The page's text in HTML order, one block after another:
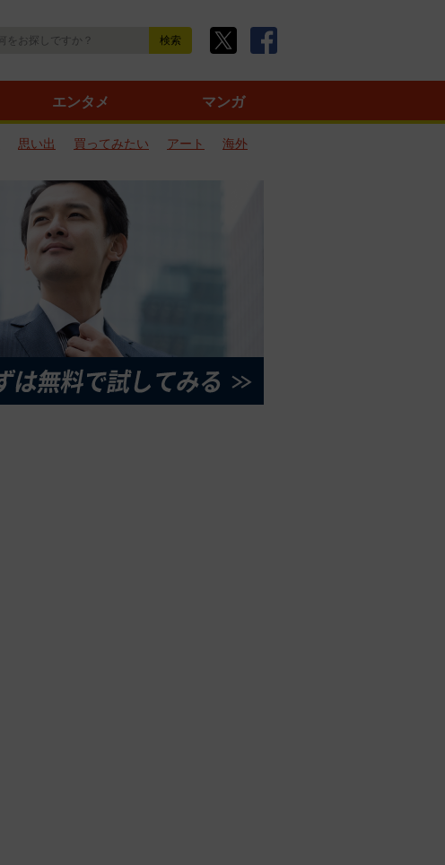
エンタメ マンガ
思い出 買ってみたい アート
海外